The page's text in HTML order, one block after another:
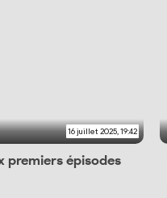
16 juillet 2025, 19:42
premiers épisodes